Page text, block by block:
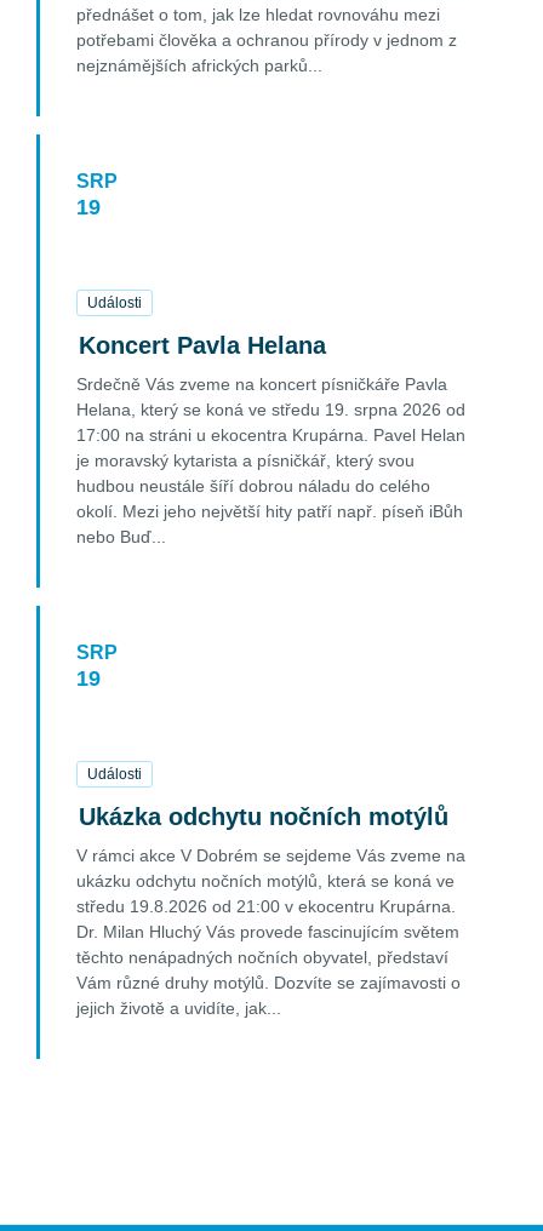
přednášet o tom, jak lze hledat rovnováhu mezi
potřebami člověka a ochranou přírody v jednom z
nejznámějších afrických parků...
SRP
19
Události
Koncert Pavla Helana
Srdečně Vás zveme na koncert písničkáře Pavla
Helana, který se koná ve středu 19. srpna 2026 od
17:00 na stráni u ekocentra Krupárna. Pavel Helan
je moravský kytarista a písničkář, který svou
hudbou neustále šíří dobrou náladu do celého
okolí. Mezi jeho největší hity patří např. píseň iBůh
nebo Buď...
SRP
19
Události
Ukázka odchytu nočních motýlů
V rámci akce V Dobrém se sejdeme Vás zveme na
ukázku odchytu nočních motýlů, která se koná ve
středu 19.8.2026 od 21:00 v ekocentru Krupárna.
Dr. Milan Hluchý Vás provede fascinujícím světem
těchto nenápadných nočních obyvatel, představí
Vám různé druhy motýlů. Dozvíte se zajímavosti o
jejich životě a uvidíte, jak...